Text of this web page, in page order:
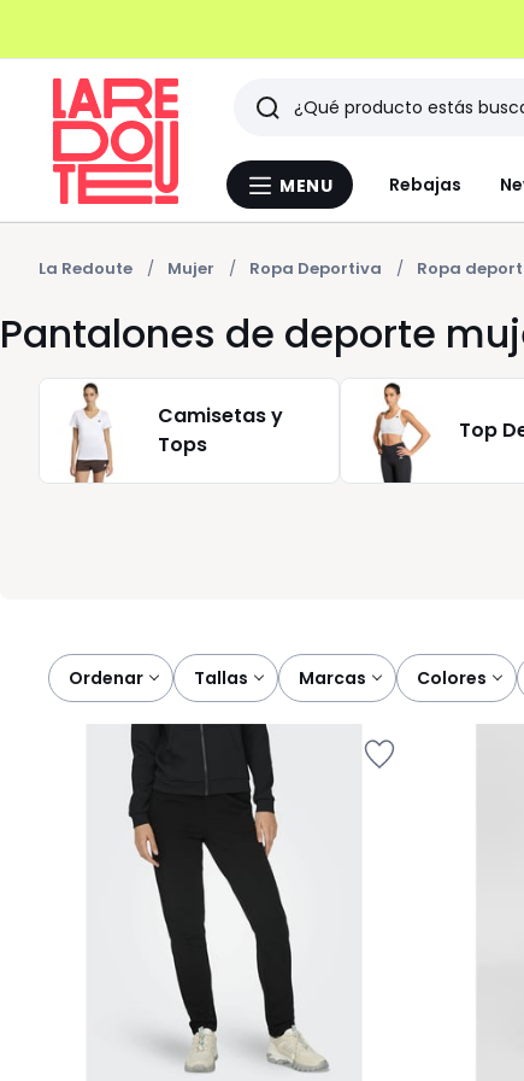
Menu
MENU Rebajas
Buscar
Últimos
artículos
vistos
La Redoute Mujer Ropa Deportiva Ropa
Pantalones de deporte
Camisetas y
Tops
Top
Ordenar
tallas marcas colores